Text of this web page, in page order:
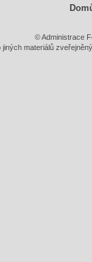
© Administrace
jiných materiálů